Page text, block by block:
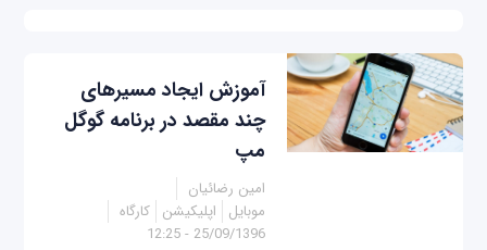
آموزش ایجاد مسیرهای
چند مقصد در برنامه گوگل
مپ
امین رضائیان
موبایل
اپلیکیشن کارگاه
25/09/1396 - 12:25